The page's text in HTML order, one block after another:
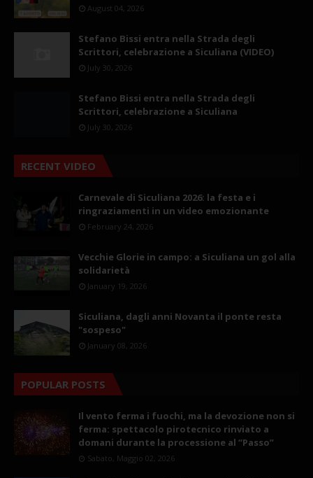
August 04, 2026
Stefano Bissi entra nella Strada degli
Scrittori, celebrazione a Siculiana (VIDEO)
July 30, 2026
Stefano Bissi entra nella Strada degli
Scrittori, celebrazione a Siculiana
July 30, 2026
RECENT VIDEO
Carnevale di Siculiana 2026: la festa e i
ringraziamenti in un video emozionante
February 24, 2026
Vecchie Glorie in campo: a Siculiana un gol alla
solidarietà
January 19, 2026
Siculiana, dagli anni Novanta il ponte resta
"sospeso"
January 08, 2026
POPULAR POSTS
Il vento ferma i fuochi, ma la devozione non si
ferma: spettacolo pirotecnico rinviato a
domani durante la processione al “Passo”
Sabato, Maggio 02, 2026